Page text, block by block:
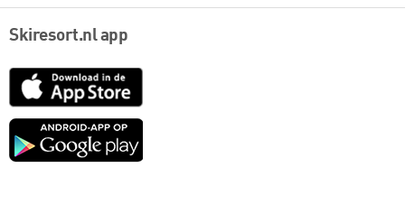
Skiresort.nl app
App
Google